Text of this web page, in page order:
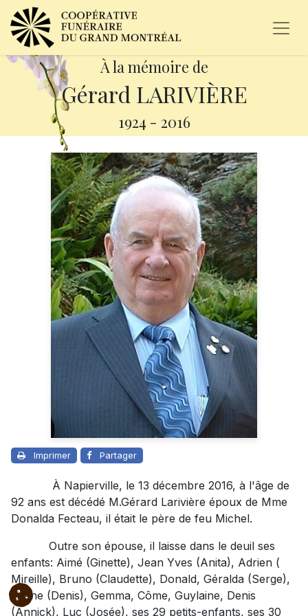
À la mémoire de
Gérard LARIVIÈRE
1924 - 2016
Imprimer Partager
À Napierville, le 13 décembre 2016, à l'âge de
92 ans est décédé M.Gérard Larivière époux de Mme
Donalda Fecteau, il était le père de feu Michel.
Outre son épouse, il laisse dans le deuil ses
enfants: Aimé (Ginette), Jean Yves (Anita), Adrien (
Mireille), Bruno (Claudette), Donald, Géralda (Serge),
Liliane (Denis), Gemma, Côme, Guylaine, Denis
(Annick), Luc (Josée), ses 29 petits-enfants, ses 30